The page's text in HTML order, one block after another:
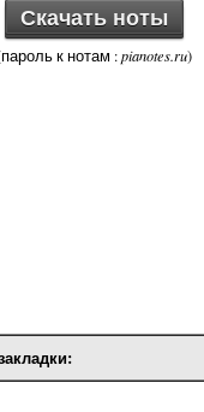
Скачать ноты
к нотам :pianotes.ru)